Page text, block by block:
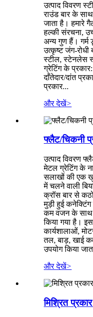
उत्पाद विवरण
राउंड बार के
जाता है। हमारे
हल्की संरचना,
अन्य गुण हैं। गर्म
उत्कृष्ट जंग-रोधी
स्टील, स्टेनलेस
ग्रेटिंग के
दाँतेदार/दांत
प्रकार...
और देखें>
फ्लैट/चिकनी
उत्पाद विवरण
मेटल ग्रेटिंग के
सलाखों की एक
में चलने वाली
क्रॉस बार से
मुड़ी हुई कनेक्टिंग
कम वजन के साथ
किया गया है।
कार्यशालाओं,
तल, बाड़, खाई
उपयोग किया
और देखें>
मिश्रित